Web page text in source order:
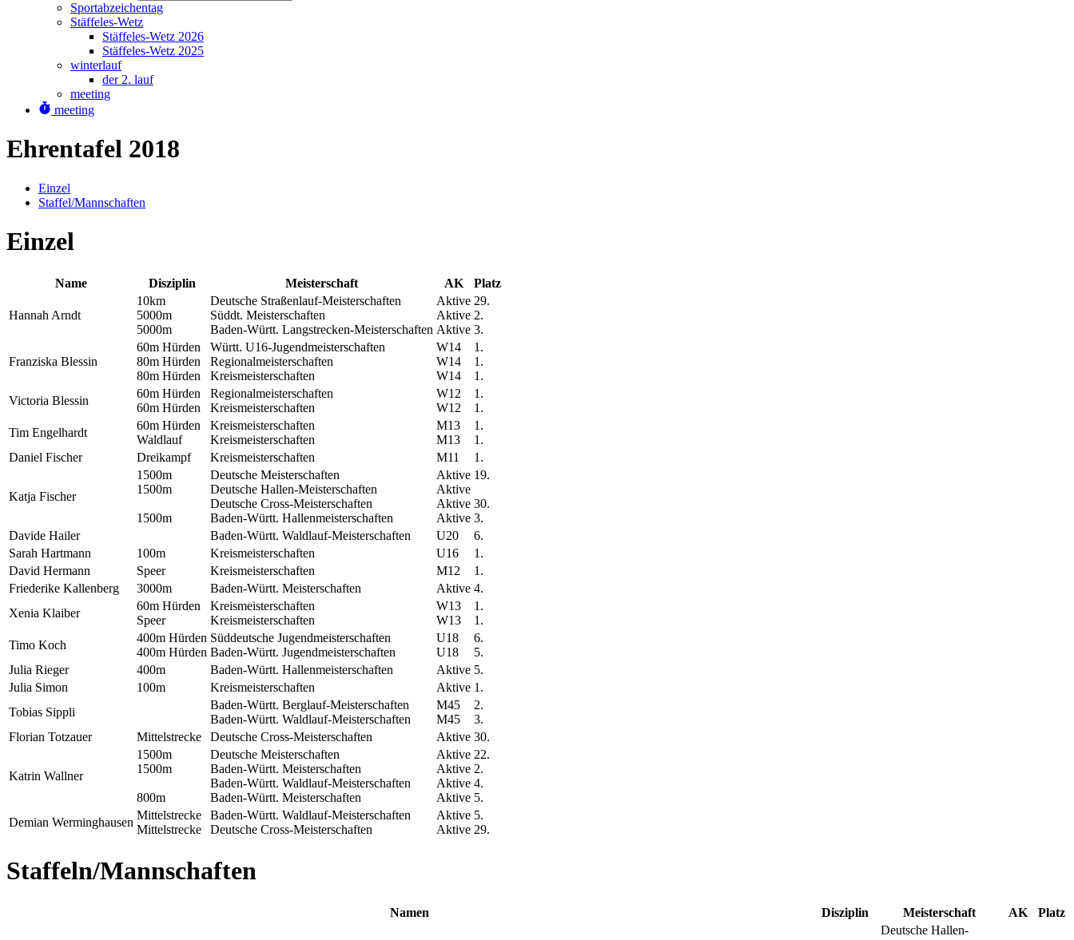
Sportabzeichentag
Stäffeles-Wetz
Stäffeles-Wetz 2026
Stäffeles-Wetz 2025
winterlauf
der 2. lauf
meeting
meeting
Ehrentafel 2018
Einzel
Staffel/Mannschaften
Einzel
Name Disziplin Meisterschaft AK Platz
Hannah Arndt
10km
5000m
5000m
Deutsche Straßenlauf-Meisterschaften
Süddt. Meisterschaften
Baden-Württ. Langstrecken-Meisterschaften
Aktive
Aktive
Aktive
29.
2.
3.
Franziska Blessin
60m Hürden
80m Hürden
80m Hürden
Württ. U16-Jugendmeisterschaften
Regionalmeisterschaften
Kreismeisterschaften
W14
W14
W14
1.
1.
1.
Victoria Blessin
60m Hürden
60m Hürden
Regionalmeisterschaften
Kreismeisterschaften
W12
W12
1.
1.
Tim Engelhardt
60m Hürden
Waldlauf
Kreismeisterschaften
Kreismeisterschaften
M13
M13
1.
1.
Daniel Fischer
Dreikampf Kreismeisterschaften M11 1.
Katja Fischer
1500m
1500m
1500m
Deutsche Meisterschaften
Deutsche Hallen-Meisterschaften
Deutsche Cross-Meisterschaften
Baden-Württ. Hallenmeisterschaften
Aktive
Aktive
Aktive
Aktive
19.
30.
3.
Davide Hailer
Baden-Württ. Waldlauf-Meisterschaften U20
6.
Sarah Hartmann
100m Kreismeisterschaften U16
1.
David Hermann
Speer Kreismeisterschaften M12
1.
Friederike Kallenberg
3000m Baden-Württ. Meisterschaften Aktive 4.
Xenia Klaiber
60m Hürden
Speer
Kreismeisterschaften
Kreismeisterschaften
W13
W13
1.
1.
Timo Koch
400m Hürden
400m Hürden
Süddeutsche Jugendmeisterschaften
Baden-Württ. Jugendmeisterschaften
U18
U18
6.
5.
Julia Rieger
400m Baden-Württ. Hallenmeisterschaften Aktive 5.
Julia Simon
100m Kreismeisterschaften Aktive 1.
Tobias Sippli
Baden-Württ. Berglauf-Meisterschaften
Baden-Württ. Waldlauf-Meisterschaften
M45
M45
2.
3.
Florian Totzauer
Mittelstrecke Deutsche Cross-Meisterschaften Aktive 30.
Katrin Wallner
1500m
1500m
800m
Deutsche Meisterschaften
Baden-Württ. Meisterschaften
Baden-Württ. Waldlauf-Meisterschaften
Baden-Württ. Meisterschaften
Aktive
Aktive
Aktive
Aktive
22.
2.
4.
5.
Demian Werminghausen
Mittelstrecke
Mittelstrecke
Baden-Württ. Waldlauf-Meisterschaften
Deutsche Cross-Meisterschaften
Aktive
Aktive
5.
29.
Staffeln/Mannschaften
Namen Disziplin Meisterschaft AK Platz
Deutsche Hallen-